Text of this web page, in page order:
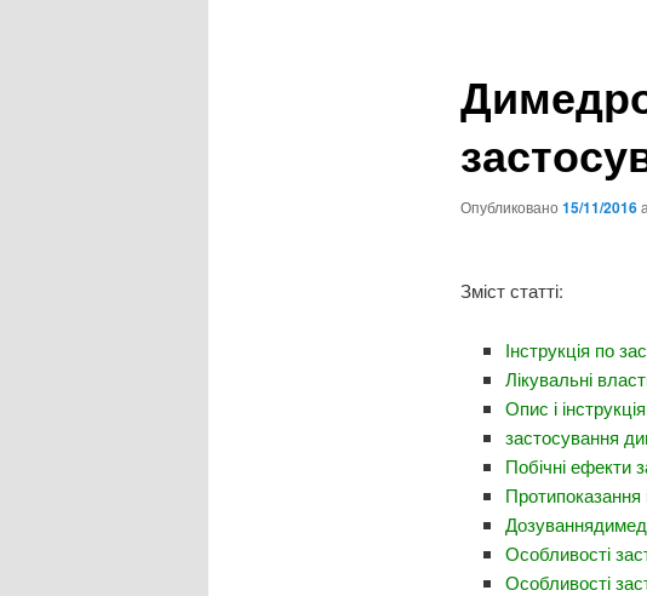
Опубликовано 15/11/2016
Зміст статті:
Інструкція по
Лікувальні
Опис і
застосування
Побічні ефекти
Особливості
Особливості